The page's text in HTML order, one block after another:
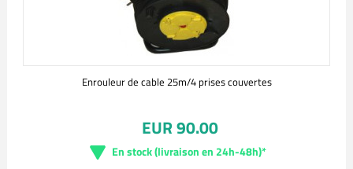
Enrouleur de cable 25m/4 prises couvertes
EUR 90.00
En stock (livraison en 24h-48h)*